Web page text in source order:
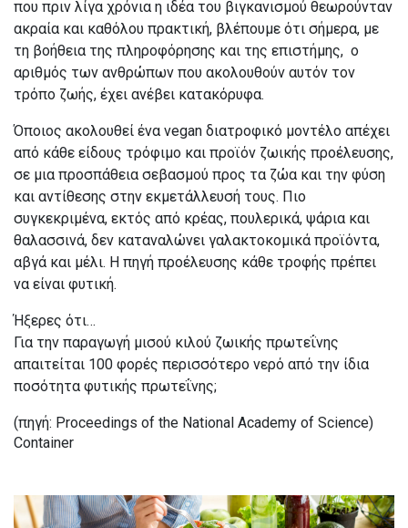
που πριν λίγα χρόνια η ιδέα του βιγκανισμού θεωρούνταν
ακραία και καθόλου πρακτική, βλέπουμε ότι σήμερα, με
τη βοήθεια της πληροφόρησης και της επιστήμης, ο
αριθμός των ανθρώπων που ακολουθούν αυτόν τον
τρόπο ζωής, έχει ανέβει κατακόρυφα.
Όποιος ακολουθεί ένα vegan διατροφικό μοντέλο απέχει
από κάθε είδους τρόφιμο και προϊόν ζωικής προέλευσης,
σε μια προσπάθεια σεβασμού προς τα ζώα και την φύση
και αντίθεσης στην εκμετάλλευσή τους. Πιο
συγκεκριμένα, εκτός από κρέας, πουλερικά, ψάρια και
θαλασσινά, δεν καταναλώνει γαλακτοκομικά προϊόντα,
αβγά και μέλι. Η πηγή προέλευσης κάθε τροφής πρέπει
να είναι φυτική.
Ήξερες ότι…
Για την παραγωγή μισού κιλού ζωικής πρωτεΐνης
απαιτείται 100 φορές περισσότερο νερό από την ίδια
ποσότητα φυτικής πρωτεΐνης;
(πηγή: Proceedings of the National Academy of Science)
Container